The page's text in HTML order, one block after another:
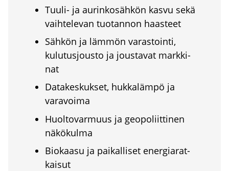
Tuu­li- ja aurin­ko­säh­kön kas­vu sekä
vaih­te­le­van tuo­tan­non haas­teet
Säh­kön ja läm­mön varas­toin­ti,
kulu­tus­jous­to ja jous­ta­vat mark­ki­
nat
Data­kes­kuk­set, huk­ka­läm­pö ja
vara­voi­ma
Huol­to­var­muus ja geo­po­liit­ti­nen
näkö­kul­ma
Bio­kaa­su ja pai­kal­li­set ener­gia­rat­
kai­sut